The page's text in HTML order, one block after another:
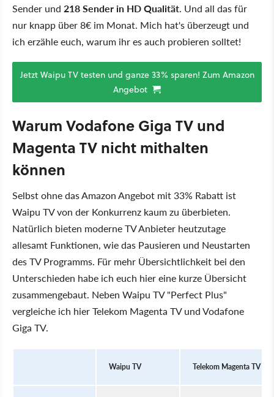
Sender und 218 Sender in HD Qualität. Und all das für
nur knapp über 8€ im Monat. Mich hat's überzeugt und
ich erzähle euch, warum ihr es auch probieren solltet!
Jetzt Waipu TV testen und ganze 33% sparen! Zum Amazon
Angebot
Warum Vodafone Giga TV und
Magenta TV nicht mithalten
können
Selbst ohne das Amazon Angebot mit 33% Rabatt ist
Waipu TV von der Konkurrenz kaum zu überbieten.
Natürlich bieten moderne TV Anbieter heutzutage
allesamt Funktionen, wie das Pausieren und Neustarten
des TV Programms. Für mehr Übersichtlichkeit bei den
Unterschieden habe ich euch hier eine kurze Übersicht
zusammengebaut. Neben Waipu TV "Perfect Plus"
vergleiche ich hier Telekom Magenta TV und Vodafone
Giga TV.
Waipu TV Telekom Magenta TV